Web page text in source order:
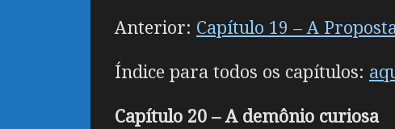
Anterior: Capítulo 19 – A
Índice para todos os capítulos:
Capítulo 20 – A demônio curiosa